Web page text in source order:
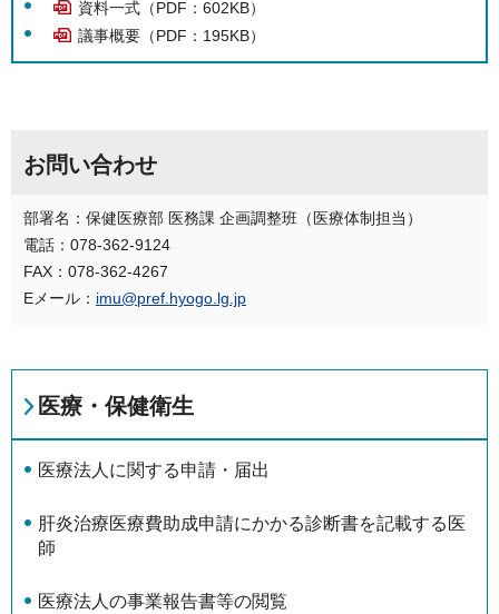
資料一式（PDF：602KB）
議事概要（PDF：195KB）
お問い合わせ
部署名：保健医療部 医務課 企画調整班（医療体制担当）
電話：078-362-9124
FAX：078-362-4267
Eメール： imu@pref.hyogo.lg.jp
医療・保健衛生
医療法人に関する申請・届出
肝炎治療医療費助成申請にかかる診断書を記載する医
師
医療法人の事業報告書等の閲覧